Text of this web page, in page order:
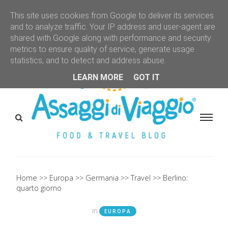
Home Europa Germania Travel
Berlino:
quarto giorno
in EUROPA
This site uses cookies from Google to deliver its services
and to analyze traffic. Your IP address and user-agent are
shared with Google along with performance and security
metrics to ensure quality of service, generate usage
statistics, and to detect and address abuse.
LEARN MORE
GOT IT